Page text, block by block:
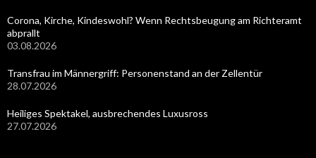
Corona, Kirche, Kindeswohl? Wenn Rechtsbeugung am Richteramt
abprallt
03.08.2026
Transfrau im Männergriff: Personenstand an der Zellentür
28.07.2026
Heiliges Spektakel, ausbrechendes Luxusross
27.07.2026